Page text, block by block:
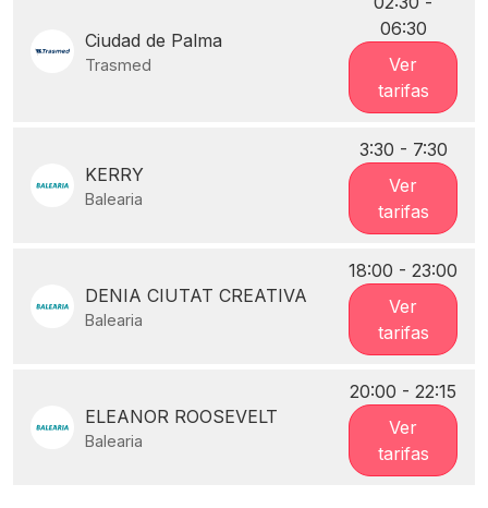
Ciudad de Palma
Trasmed
06:30
Ver
tarifas
KERRY
Balearia
3:30 - 7:30
Ver
tarifas
DENIA CIUTAT CREATIVA
Balearia
18:00 - 23:00
Ver
tarifas
ELEANOR ROOSEVELT
Balearia
20:00 - 22:15
Ver
tarifas